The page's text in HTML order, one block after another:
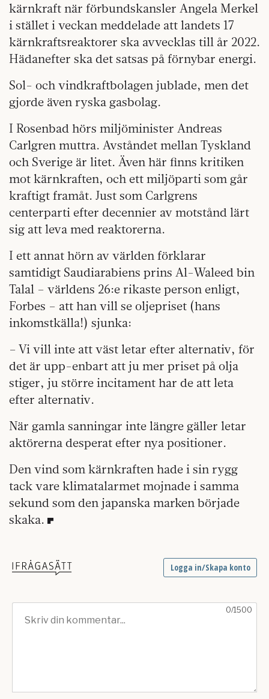
kärnkraft när förbundskansler Angela Merkel
i stället i veckan meddelade att landets 17
kärnkraftsreaktorer ska avvecklas till år 2022.
Hädanefter ska det satsas på förnybar energi.
Sol- och vindkraftbolagen jublade, men det
gjorde även ryska gasbolag.
I Rosenbad hörs miljöminister Andreas
Carlgren muttra. Avståndet mellan Tyskland
och Sverige är litet. Även här finns kritiken
mot kärnkraften, och ett miljöparti som går
kraftigt framåt. Just som Carlgrens
centerparti efter decennier av motstånd lärt
sig att leva med reaktorerna.
I ett annat hörn av världen förklarar
samtidigt Saudiarabiens prins Al-Waleed bin
Talal – världens 26:e rikaste person enligt,
Forbes – att han vill se oljepriset (hans
inkomstkälla!) sjunka:
– Vi vill inte att väst letar efter alternativ, för
det är upp-enbart att ju mer priset på olja
stiger, ju större incitament har de att leta
efter alternativ.
När gamla sanningar inte längre gäller letar
aktörerna desperat efter nya positioner.
Den vind som kärnkraften hade i sin rygg
tack vare klimatalarmet mojnade i samma
sekund som den japanska marken började
skaka.